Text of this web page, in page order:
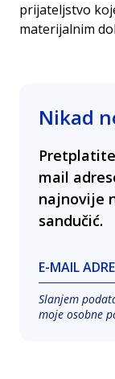
prijateljstvo
materijalnim
Nikad
mail
najnovije
sandučić.
E-MAIL
Slanjem
moje osobne